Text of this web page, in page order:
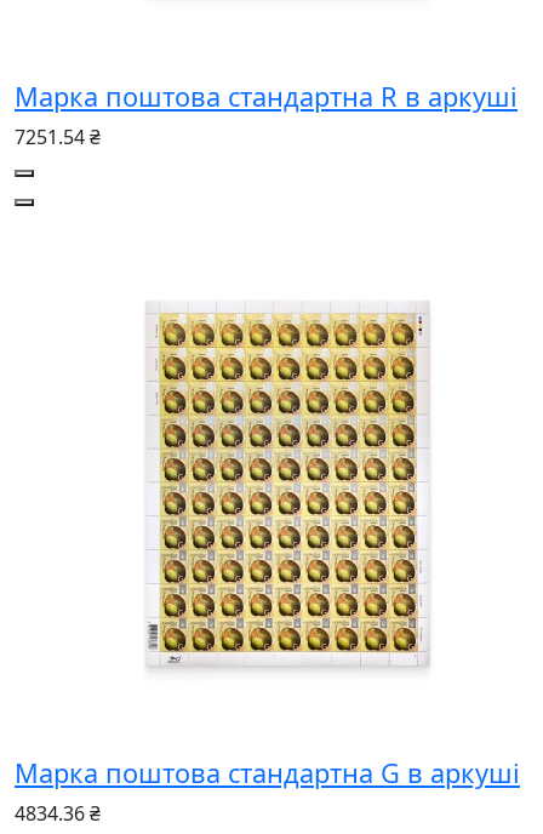
Марка поштова стандартна R в аркуші
7251.54 ₴
Марка поштова стандартна G в аркуші
4834.36 ₴